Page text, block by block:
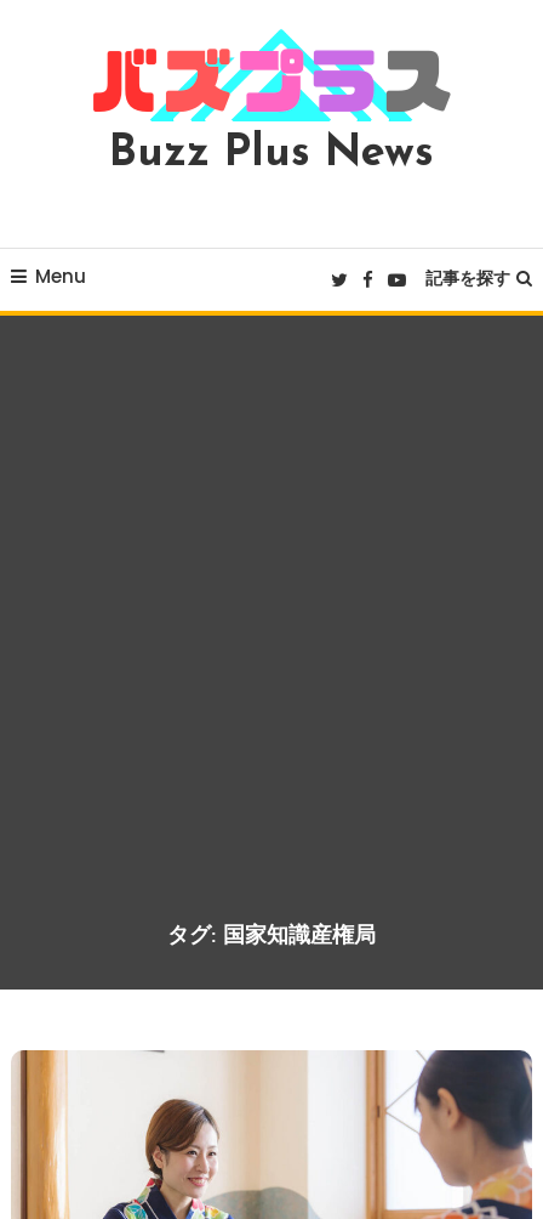
Buzz Plus News
Menu 記事を探す
タグ: 国家知識産権局